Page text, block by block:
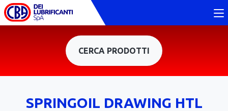
CERCA PRODOTTI
SPRINGOIL DRAWING HTL